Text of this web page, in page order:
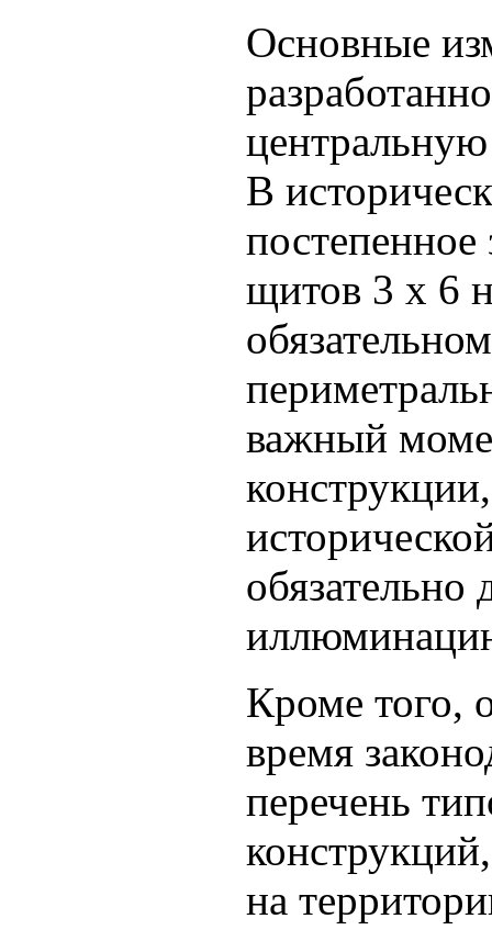
Основные
В
щитов 3 х 6
важный
Кроме того,
время
перечень
на